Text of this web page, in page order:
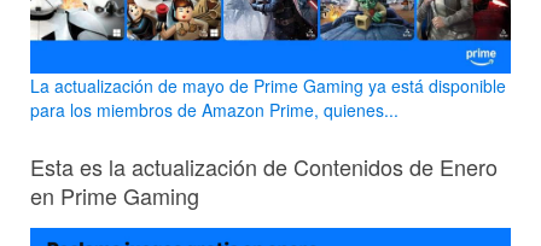
La actualización de mayo de Prime Gaming ya está disponible
para los miembros de Amazon Prime, quienes...
Esta es la actualización de Contenidos de Enero
en Prime Gaming